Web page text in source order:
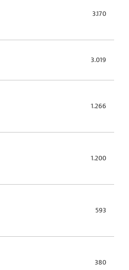
3.170
3.019
1.266
1.200
593
380